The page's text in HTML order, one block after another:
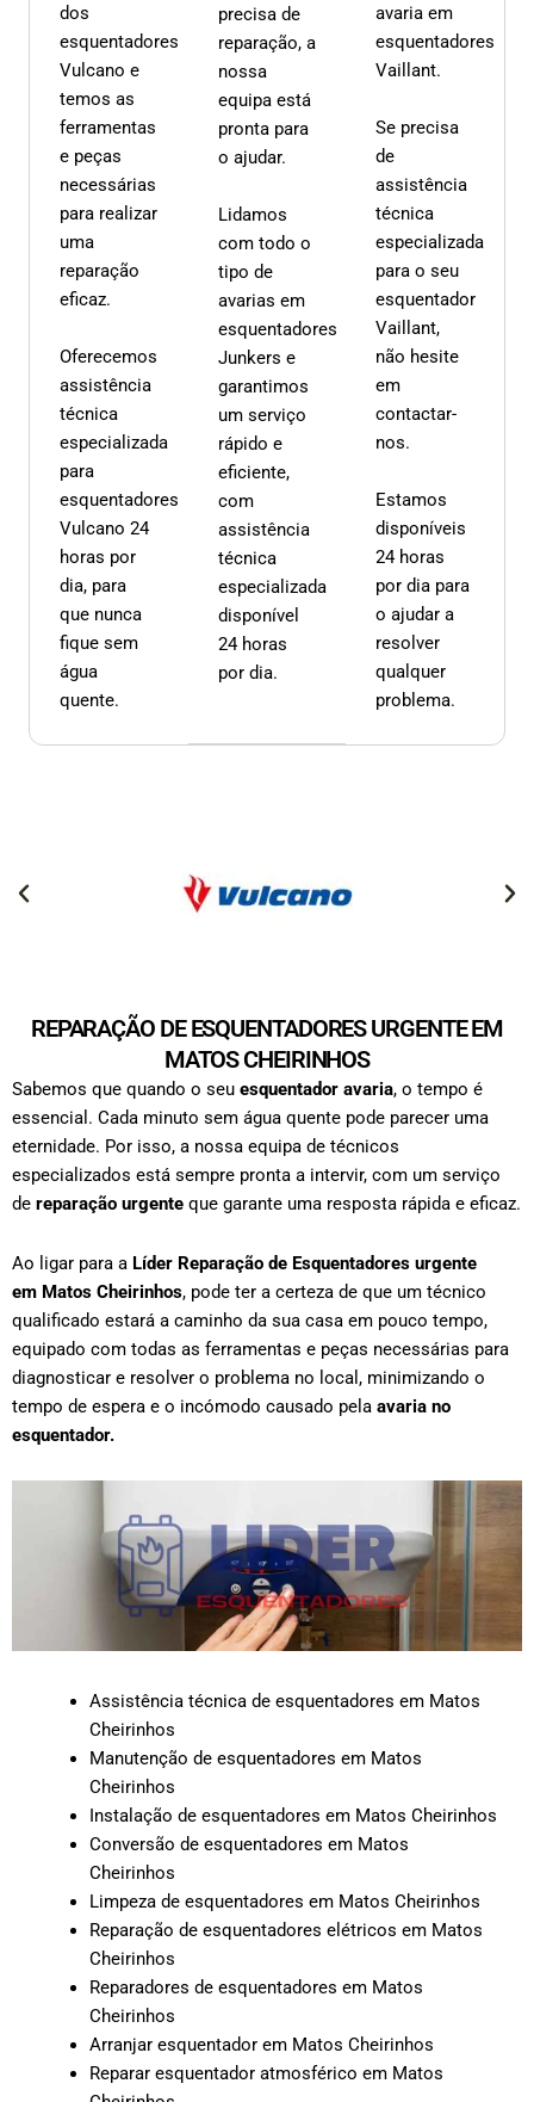
dos
esquentadores
Vulcano e
temos as
ferramentas
e peças
necessárias
para realizar
uma
reparação
eficaz.
Oferecemos
assistência
técnica
especializada
para
esquentadores
Vulcano 24
horas por
dia, para
que nunca
fique sem
água
quente.
precisa de
reparação, a
nossa
equipa está
pronta para
o ajudar.
Lidamos
com todo o
tipo de
avarias em
esquentadores
Junkers e
garantimos
um serviço
rápido e
eficiente,
com
assistência
técnica
especializada
disponível
24 horas
por dia.
avaria em
esquentadores
Vaillant.
Se precisa
de
assistência
técnica
especializada
para o seu
esquentador
Vaillant,
não hesite
em
contactar-
nos.
Estamos
disponíveis
24 horas
por dia para
o ajudar a
resolver
qualquer
problema.
REPARAÇÃO DE ESQUENTADORES URGENTE EM
MATOS CHEIRINHOS
Sabemos que quando o seu esquentador avaria, o tempo é
essencial. Cada minuto sem água quente pode parecer uma
eternidade. Por isso, a nossa equipa de técnicos
especializados está sempre pronta a intervir, com um serviço
de reparação urgente que garante uma resposta rápida e eficaz.
Ao ligar para a Líder Reparação de Esquentadores urgente
em Matos Cheirinhos, pode ter a certeza de que um técnico
qualificado estará a caminho da sua casa em pouco tempo,
equipado com todas as ferramentas e peças necessárias para
diagnosticar e resolver o problema no local, minimizando o
tempo de espera e o incómodo causado pela avaria no
esquentador.
Assistência técnica de esquentadores em Matos
Cheirinhos
Manutenção de esquentadores em Matos
Cheirinhos
Instalação de esquentadores em Matos Cheirinhos
Conversão de esquentadores em Matos
Cheirinhos
Limpeza de esquentadores em Matos Cheirinhos
Reparação de esquentadores elétricos em Matos
Cheirinhos
Reparadores de esquentadores em Matos
Cheirinhos
Arranjar esquentador em Matos Cheirinhos
Reparar esquentador atmosférico em Matos